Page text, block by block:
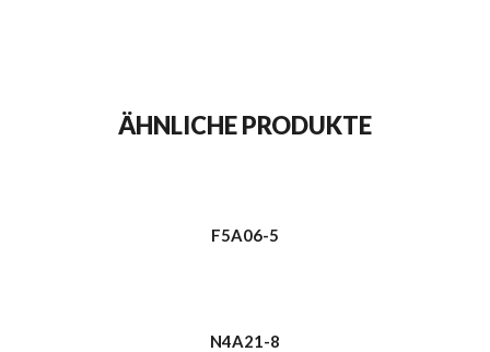
ÄHNLICHE PRODUKTE
F5A06-5
N4A21-8